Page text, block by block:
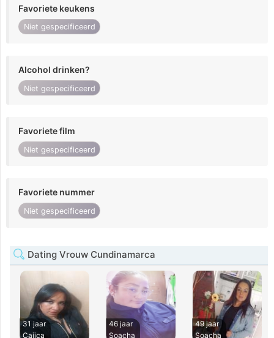
Favoriete keukens
Niet gespecificeerd
Alcohol drinken?
Niet gespecificeerd
Favoriete film
Niet gespecificeerd
Favoriete nummer
Niet gespecificeerd
Dating Vrouw Cundinamarca
31 jaar
Cajica
46 jaar
Soacha
49 jaar
Soacha